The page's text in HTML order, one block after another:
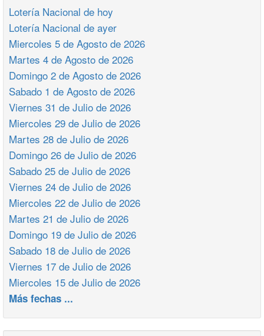
Lotería Nacional de hoy
Lotería Nacional de ayer
Miercoles 5 de Agosto de 2026
Martes 4 de Agosto de 2026
Domingo 2 de Agosto de 2026
Sabado 1 de Agosto de 2026
Viernes 31 de Julio de 2026
Miercoles 29 de Julio de 2026
Martes 28 de Julio de 2026
Domingo 26 de Julio de 2026
Sabado 25 de Julio de 2026
Viernes 24 de Julio de 2026
Miercoles 22 de Julio de 2026
Martes 21 de Julio de 2026
Domingo 19 de Julio de 2026
Sabado 18 de Julio de 2026
Viernes 17 de Julio de 2026
Miercoles 15 de Julio de 2026
Más fechas ...